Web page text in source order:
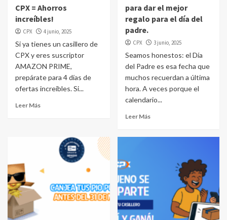
CPX = Ahorros
increíbles!
CPX 4 junio, 2025
Si ya tienes un casillero de
CPX y eres suscriptor
AMAZON PRIME,
prepárate para 4 días de
ofertas increíbles. Si...
Leer Más
para dar el mejor
regalo para el día del
padre.
CPX 3 junio, 2025
Seamos honestos: el Día
del Padre es esa fecha que
muchos recuerdan a última
hora. A veces porque el
calendario...
Leer Más